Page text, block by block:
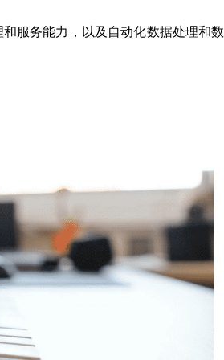
服务能力，以及自动化数据处理和